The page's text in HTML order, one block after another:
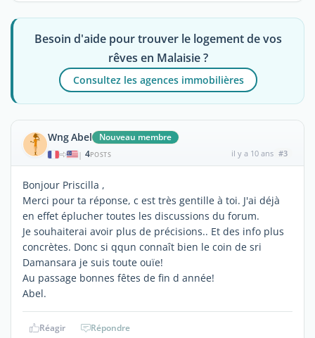
Besoin d'aide pour trouver le logement de vos
rêves en Malaisie ?
Consultez les agences immobilières
Wng Abel Nouveau membre
| 4POSTS il y a 10 ans #3
Bonjour Priscilla ,
Merci pour ta réponse, c est très gentille à toi. J'ai déjà
en effet éplucher toutes les discussions du forum.
Je souhaiterai avoir plus de précisions.. Et des info plus
concrètes. Donc si qqun connaît bien le coin de sri
Damansara je suis toute ouïe!
Au passage bonnes fêtes de fin d année!
Abel.
Réagir Répondre